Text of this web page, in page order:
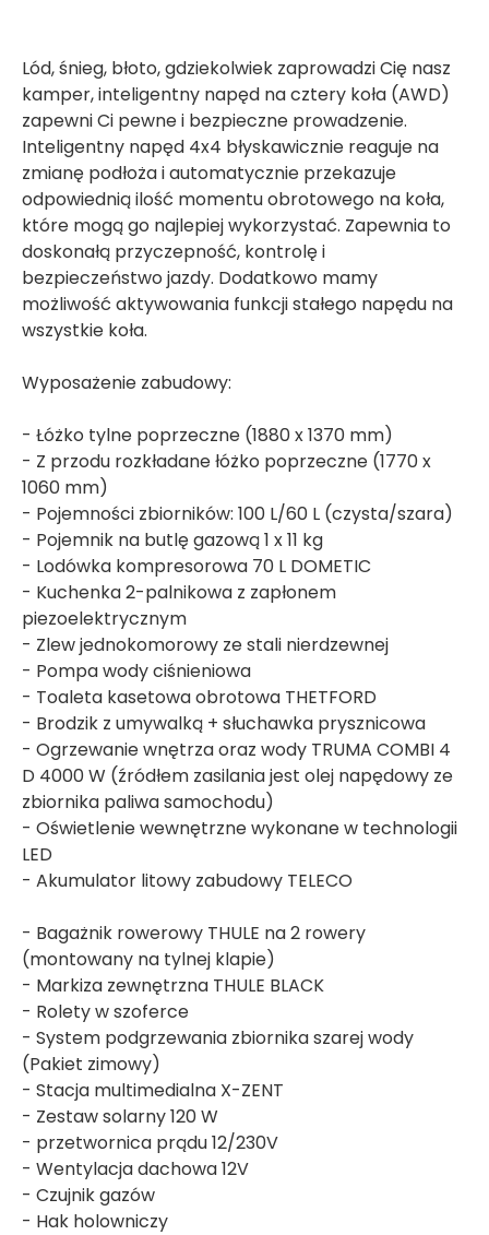
Lód, śnieg, błoto, gdziekolwiek zaprowadzi Cię nasz
kamper, inteligentny napęd na cztery koła (AWD)
zapewni Ci pewne i bezpieczne prowadzenie.
Inteligentny napęd 4x4 błyskawicznie reaguje na
zmianę podłoża i automatycznie przekazuje
odpowiednią ilość momentu obrotowego na koła,
które mogą go najlepiej wykorzystać. Zapewnia to
doskonałą przyczepność, kontrolę i
bezpieczeństwo jazdy. Dodatkowo mamy
możliwość aktywowania funkcji stałego napędu na
wszystkie koła.
Wyposażenie zabudowy:
- Łóżko tylne poprzeczne (1880 x 1370 mm)
- Z przodu rozkładane łóżko poprzeczne (1770 x
1060 mm)
- Pojemności zbiorników: 100 L/60 L (czysta/szara)
- Pojemnik na butlę gazową 1 x 11 kg
- Lodówka kompresorowa 70 L DOMETIC
- Kuchenka 2-palnikowa z zapłonem
piezoelektrycznym
- Zlew jednokomorowy ze stali nierdzewnej
- Pompa wody ciśnieniowa
- Toaleta kasetowa obrotowa THETFORD
- Brodzik z umywalką + słuchawka prysznicowa
- Ogrzewanie wnętrza oraz wody TRUMA COMBI 4
D 4000 W (źródłem zasilania jest olej napędowy ze
zbiornika paliwa samochodu)
- Oświetlenie wewnętrzne wykonane w technologii
LED
- Akumulator litowy zabudowy TELECO
- Bagażnik rowerowy THULE na 2 rowery
(montowany na tylnej klapie)
- Markiza zewnętrzna THULE BLACK
- Rolety w szoferce
- System podgrzewania zbiornika szarej wody
(Pakiet zimowy)
- Stacja multimedialna X-ZENT
- Zestaw solarny 120 W
- przetwornica prądu 12/230V
- Wentylacja dachowa 12V
- Czujnik gazów
- Hak holowniczy